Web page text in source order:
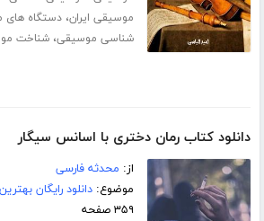
موسیقی ایران،دستگاه های
شناسی موسیقی،شناخت
دانلود کتاب رمان دختری با اسانس سیگار
از: محدثه فارسی
موضوع:دانلود رایگان
۳۵۹ صفحه